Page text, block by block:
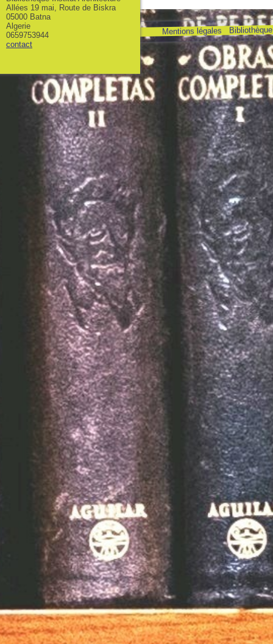
Mentions légales
Allées 19 mai, Route de Biskra
05000 Batna
Algerie
0659753944
contact